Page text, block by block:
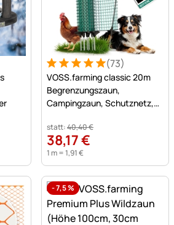
Bewertungen)Bewertung: 5 von 5 (73
73 Bewertungen
(73)
VOSS.farming classic 20m
Begrenzungszaun,
Campingzaun, Schutznetz,
statt:40,40€
38,17€
1 m =1,91€
-7,5%